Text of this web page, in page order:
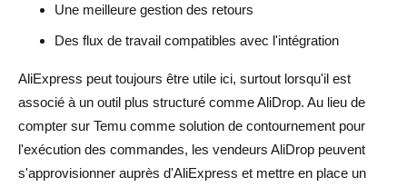
Une meilleure gestion des retours
Des flux de travail compatibles avec l'intégration
AliExpress peut toujours être utile ici, surtout lorsqu'il est
associé à un outil plus structuré comme AliDrop. Au lieu de
compter sur Temu comme solution de contournement pour
l'exécution des commandes, les vendeurs AliDrop peuvent
s'approvisionner auprès d'AliExpress et mettre en place un